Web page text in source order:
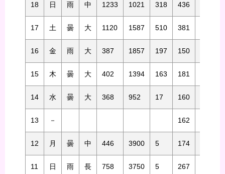
18 日 雨 中 1233 1021 318 436
17 土 曇 大 1120 1587 510 381
16 金 雨 大 387 1857 197 150
15 木 曇 大 402 1394 163 181
14 水 曇 大 368 952 17 160
13 － 162
12 月 曇 中 446 3900 5 174
11 日 雨 長 758 3750 5 267